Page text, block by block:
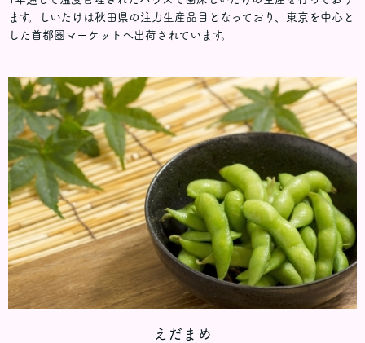
ます。しいたけは秋田県の注力生産品目となっており、東京を中心と
した首都圏マーケットへ出荷されています。
えだまめ